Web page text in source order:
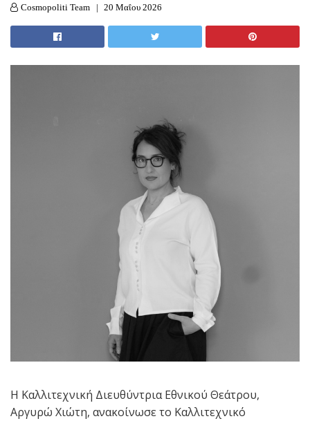
Cosmopoliti Team 20 Μαΐου 2026
H Καλλιτεχνική Διευθύντρια Εθνικού Θεάτρου,
Αργυρώ Χιώτη, ανακοίνωσε το Καλλιτεχνικό